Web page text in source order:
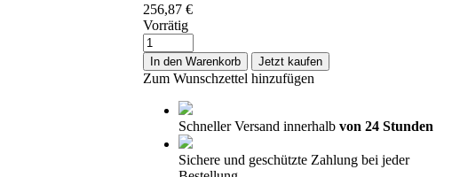
256,87 €
Vorrätig
Windschutzscheibe
/
Frontscheibe
Fiat
Cinquecento
Spiegelhalter
In den Warenkorb Jetzt kaufen
Zum Wunschzettel hinzufügen
Schneller Versand innerhalb von 24 Stunden
Sichere und geschützte Zahlung bei jeder